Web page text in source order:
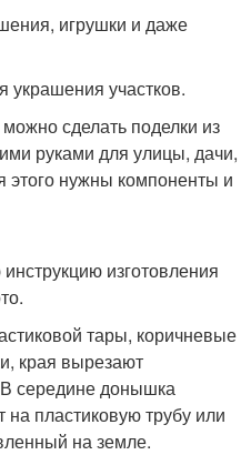
игрушки и даже
украшения участков.
сделать поделки из
руками для улицы, дачи,
этого нужны компоненты и
изготовления
тары, коричневые
края вырезают
В середине донышка
пластиковую трубу или
на земле.